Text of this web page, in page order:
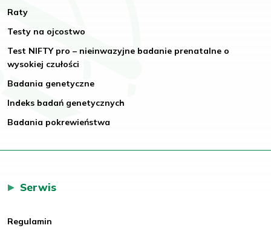
Raty
Testy na ojcostwo
Test NIFTY pro – nieinwazyjne badanie prenatalne o
wysokiej czułości
Badania genetyczne
Indeks badań genetycznych
Badania pokrewieństwa
Serwis
Regulamin